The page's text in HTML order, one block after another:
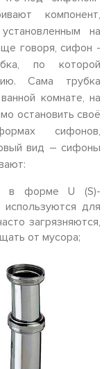
компонент,
на
говоря, сифон -
по которой
Сама трубка
комнате, на
остановить своё
сифонов,
вид – сифоны
в форме U (S)-
для
загрязняются,
от мусора;